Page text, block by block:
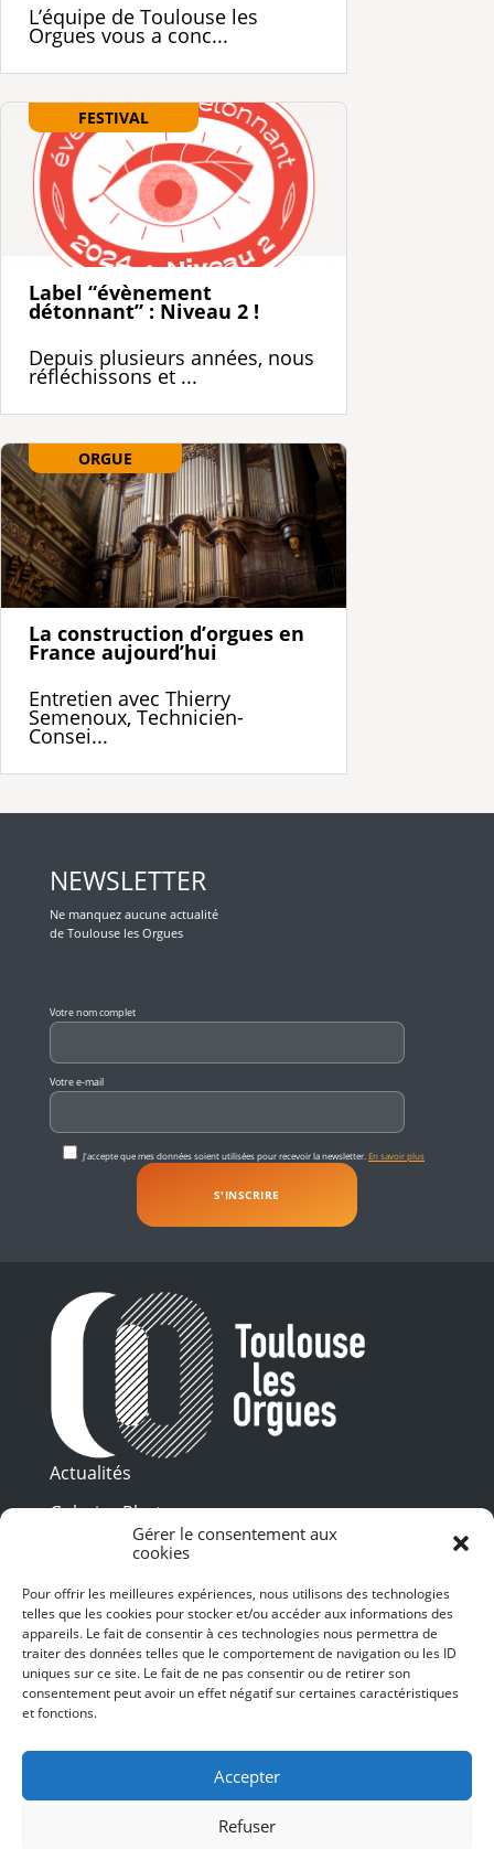
Gérer le consentement aux
cookies
Pour offrir les meilleures expériences, nous utilisons des technologies
telles que les cookies pour stocker et/ou accéder aux informations des
appareils. Le fait de consentir à ces technologies nous permettra de
traiter des données telles que le comportement de navigation ou les ID
uniques sur ce site. Le fait de ne pas consentir ou de retirer son
consentement peut avoir un effet négatif sur certaines caractéristiques
et fonctions.
Accepter
Refuser
L’équipe de Toulouse les
Orgues vous a conc...
FESTIVAL
Label “évènement
détonnant” : Niveau 2 !
Depuis plusieurs années, nous
réfléchissons et ...
ORGUE
La construction d’orgues en
France aujourd’hui
Entretien avec Thierry
Semenoux, Technicien-
Consei...
NEWSLETTER
Ne manquez aucune actualité
de Toulouse les Orgues
Votre nom complet
Votre e-mail
J'accepte que mes données soient utilisées pour recevoir la newsletter.En savoir plus
Actualités
Galeries Photos
Vidéothèque
Presse
Programme PDF
Billetterie
Recrutement
Mentions légales
SUIVEZ-NOUS